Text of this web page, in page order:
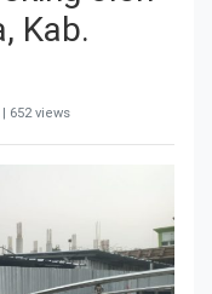
Kab.
652 views